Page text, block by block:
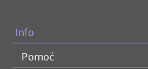
Info
Pomoć